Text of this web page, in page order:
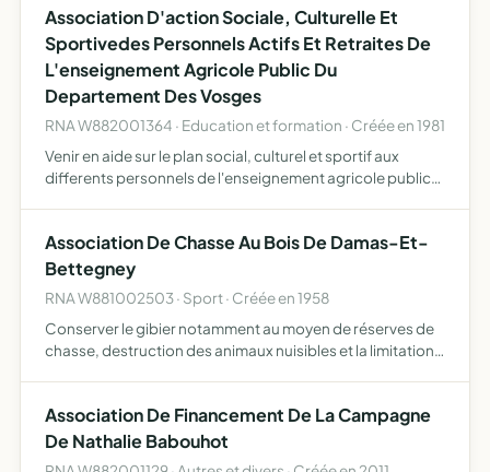
Association D'action Sociale, Culturelle Et
Sportivedes Personnels Actifs Et Retraites De
L'enseignement Agricole Public Du
Departement Des Vosges
RNA W882001364 · Education et formation · Créée en 1981
Venir en aide sur le plan social, culturel et sportif aux
differents personnels de l'enseignement agricole public
Association De Chasse Au Bois De Damas-Et-
Bettegney
RNA W881002503 · Sport · Créée en 1958
Conserver le gibier notamment au moyen de réserves de
chasse, destruction des animaux nuisibles et la limitation
Association De Financement De La Campagne
De Nathalie Babouhot